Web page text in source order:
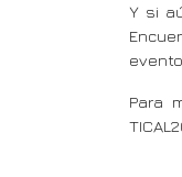
Y si
Para